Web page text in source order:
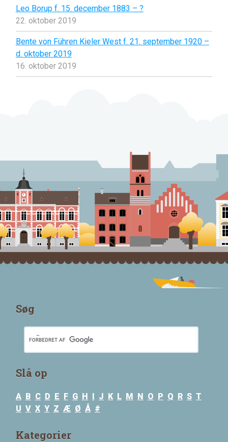
Leo Borup f. 15. december 1883 – ?
22. oktober 2019
Bente von Führen Kieler West f. 21. september 1920 –
d. oktober 2019
16. oktober 2019
Søg
Slå op
A B C D E F G H I J K L M N O P Q R S T
U V X Y Z Æ Ø Å #
Kategorier